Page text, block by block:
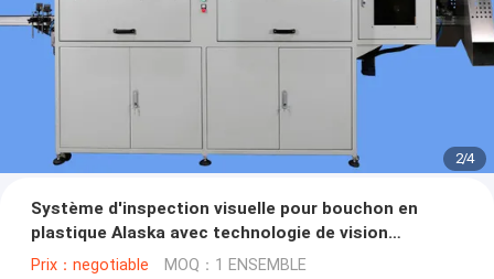
2/4
Système d'inspection visuelle pour bouchon en
plastique Alaska avec technologie de vision
artificielle
Prix：negotiable MOQ：1 ENSEMBLE